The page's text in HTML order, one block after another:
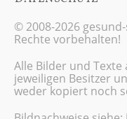
© 2008-2026
Rechte vorbehalten!
Alle Bilder und
jeweiligen Besitzer
weder kopiert noch